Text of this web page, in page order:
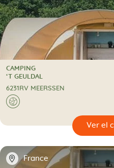
CAMPING
CAMPING
‘T GEULDAL
6231RV MEERSSEN
🌍
🔍
📍 France